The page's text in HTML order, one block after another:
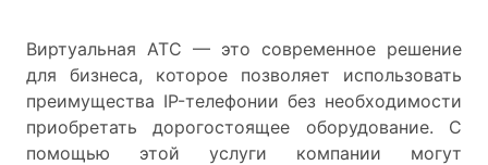
Виртуальная АТС — это современное решение
для бизнеса, которое позволяет использовать
преимущества IP-телефонии без необходимости
приобретать дорогостоящее оборудование. С
помощью этой услуги компании могут